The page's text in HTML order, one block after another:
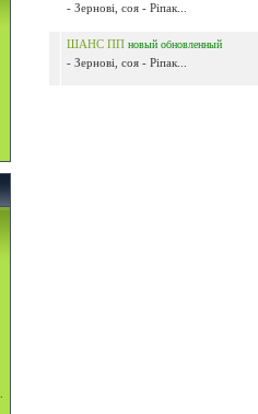
- Зернові, соя - Ріпак...
ШАНС ПП новый обновленный
- Зернові, соя - Ріпак...